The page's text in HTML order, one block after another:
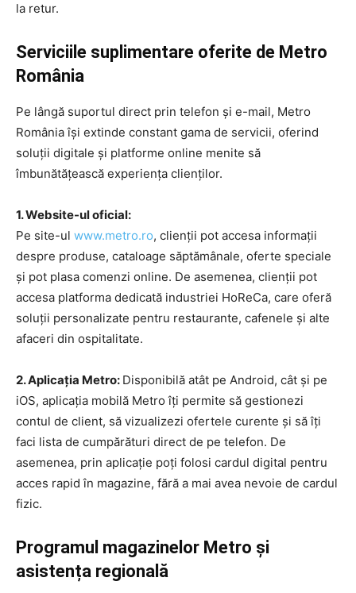
la retur.
Serviciile suplimentare oferite de Metro
România
Pe lângă suportul direct prin telefon și e-mail, Metro
România își extinde constant gama de servicii, oferind
soluții digitale și platforme online menite să
îmbunătățească experiența clienților.
1. Website-ul oficial:
Pe site-ul www.metro.ro, clienții pot accesa informații
despre produse, cataloage săptămânale, oferte speciale
și pot plasa comenzi online. De asemenea, clienții pot
accesa platforma dedicată industriei HoReCa, care oferă
soluții personalizate pentru restaurante, cafenele și alte
afaceri din ospitalitate.
2. Aplicația Metro: Disponibilă atât pe Android, cât și pe
iOS, aplicația mobilă Metro îți permite să gestionezi
contul de client, să vizualizezi ofertele curente și să îți
faci lista de cumpărături direct de pe telefon. De
asemenea, prin aplicație poți folosi cardul digital pentru
acces rapid în magazine, fără a mai avea nevoie de cardul
fizic.
Programul magazinelor Metro și
asistența regională